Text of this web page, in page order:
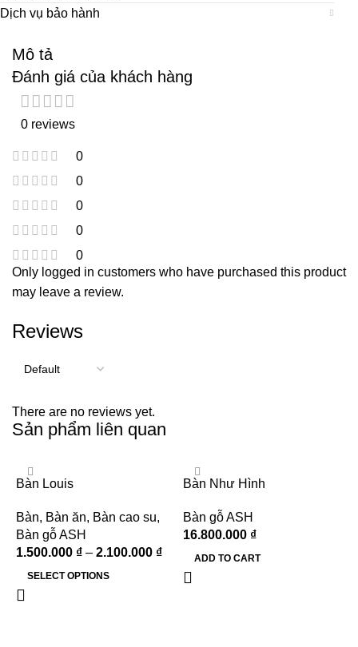
Dịch vụ bảo hành
Mô tả
Đánh giá của khách hàng
0 reviews
0
0
0
0
0
Reviews
There are no reviews yet.
Only logged in customers who have purchased this product
may leave a review.
Sản phẩm liên quan
Bàn Louis
Bàn, Bàn ăn, Bàn cao su,
Bàn gỗ ASH
1.500.000 ₫ – 2.100.000 ₫
SELECT OPTIONS
Bàn Như Hình
Bàn gỗ ASH
16.800.000 ₫
ADD TO CART